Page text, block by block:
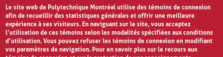
Le site web de Polytechnique Montréal utilise des témoins de connexion
afin de recueillir des statistiques générales et offrir une meilleure
expérience à ses visiteurs. En naviguant sur le site, vous acceptez
l’utilisation de ces témoins selon les modalités spécifiées aux conditions
d’utilisation. Vous pouvez refuser les témoins de connexion en modifiant
vos paramètres de navigation. Pour en savoir plus sur le recours aux